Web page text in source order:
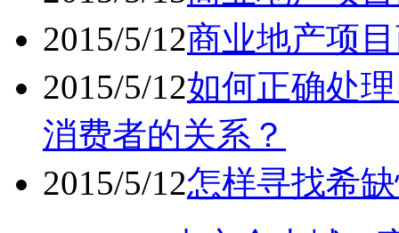
2015/5/12商业地产项
2015/5/12如何正确处
消费者的关系？
2015/5/12怎样寻找希